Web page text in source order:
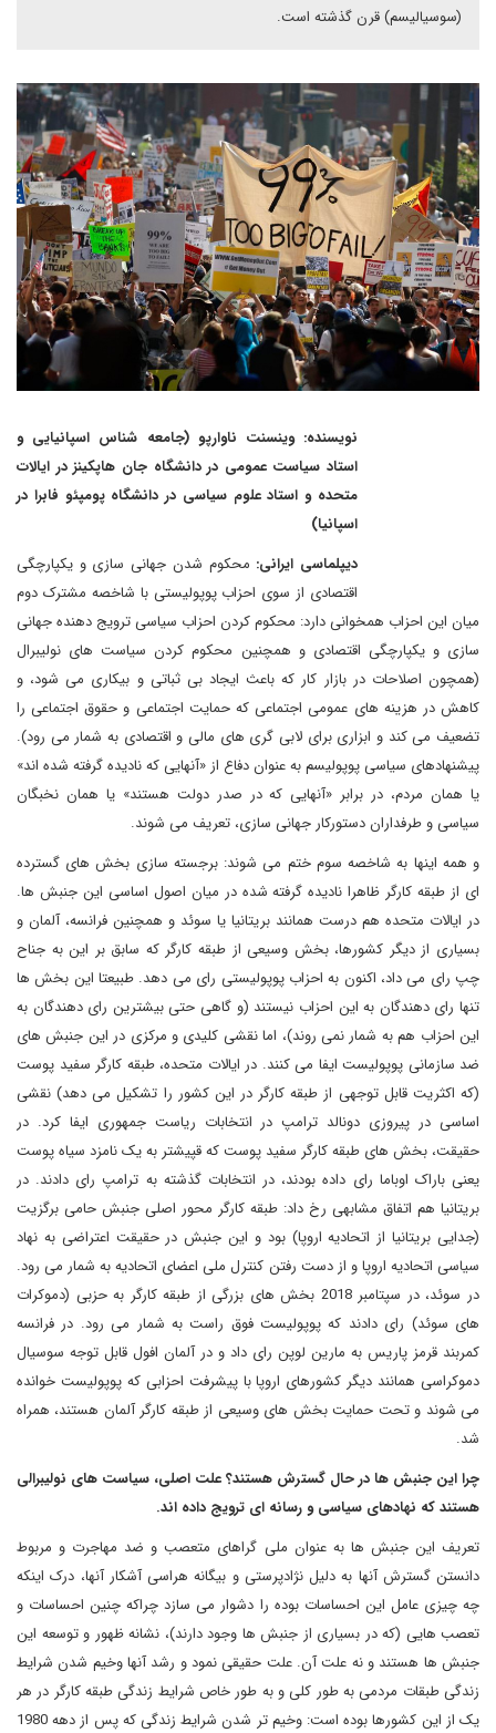
(سوسیالیسم) قرن گذشته است.
نویسنده: وینسنت ناوارپو (جامعه شناس اسپانیایی و
استاد سیاست عمومی در دانشگاه جان هاپکینز در ایالات
متحده و استاد علوم سیاسی در دانشگاه پومپئو فابرا در
اسپانیا)
دیپلماسی ایرانی: محکوم شدن جهانی سازی و یکپارچگی
اقتصادی از سوی احزاب پوپولیستی با شاخصه مشترک دوم
میان این احزاب همخوانی دارد: محکوم کردن احزاب سیاسی ترویج دهنده جهانی
سازی و یکپارچگی اقتصادی و همچنین محکوم کردن سیاست های نولیبرال
(همچون اصلاحات در بازار کار که باعث ایجاد بی ثباتی و بیکاری می شود، و
کاهش در هزینه های عمومی اجتماعی که حمایت اجتماعی و حقوق اجتماعی را
تضعیف می کند و ابزاری برای لابی گری های مالی و اقتصادی به شمار می رود).
پیشنهادهای سیاسی پوپولیسم به عنوان دفاع از «آنهایی که نادیده گرفته شده اند»
یا همان مردم، در برابر «آنهایی که در صدر دولت هستند» یا همان نخبگان
سیاسی و طرفداران دستورکار جهانی سازی، تعریف می شوند.
و همه اینها به شاخصه سوم ختم می شوند: برجسته سازی بخش های گسترده
ای از طبقه کارگر ظاهرا نادیده گرفته شده در میان اصول اساسی این جنبش ها.
در ایالات متحده هم درست همانند بریتانیا یا سوئد و همچنین فرانسه، آلمان و
بسیاری از دیگر کشورها، بخش وسیعی از طبقه کارگر که سابق بر این به جناح
چپ رای می داد، اکنون به احزاب پوپولیستی رای می دهد. طبیعتا این بخش ها
تنها رای دهندگان به این احزاب نیستند (و گاهی حتی بیشترین رای دهندگان به
این احزاب هم به شمار نمی روند)، اما نقشی کلیدی و مرکزی در این جنبش های
ضد سازمانی پوپولیست ایفا می کنند. در ایالات متحده، طبقه کارگر سفید پوست
(که اکثریت قابل توجهی از طبقه کارگر در این کشور را تشکیل می دهد) نقشی
اساسی در پیروزی دونالد ترامپ در انتخابات ریاست جمهوری ایفا کرد. در
حقیقت، بخش های طبقه کارگر سفید پوست که قپیشتر به یک نامزد سیاه پوست
یعنی باراک اوباما رای داده بودند، در انتخابات گذشته به ترامپ رای دادند. در
بریتانیا هم اتفاق مشابهی رخ داد: طبقه کارگر محور اصلی جنبش حامی برگزیت
(جدایی بریتانیا از اتحادیه اروپا) بود و این جنبش در حقیقت اعتراضی به نهاد
سیاسی اتحادیه اروپا و از دست رفتن کنترل ملی اعضای اتحادیه به شمار می رود.
در سوئد، در سپتامبر 2018 بخش های بزرگی از طبقه کارگر به حزبی (دموکرات
های سوئد) رای دادند که پوپولیست فوق راست به شمار می رود. در فرانسه
کمربند قرمز پاریس به مارین لوپن رای داد و در آلمان افول قابل توجه سوسیال
دموکراسی همانند دیگر کشورهای اروپا با پیشرفت احزابی که پوپولیست خوانده
می شوند و تحت حمایت بخش های وسیعی از طبقه کارگر آلمان هستند، همراه
شد.
چرا این جنبش ها در حال گسترش هستند؟ علت اصلی، سیاست های نولیبرالی
هستند که نهادهای سیاسی و رسانه ای ترویج داده اند.
تعریف این جنبش ها به عنوان ملی گراهای متعصب و ضد مهاجرت و مربوط
دانستن گسترش آنها به دلیل نژادپرستی و بیگانه هراسی آشکار آنها، درک اینکه
چه چیزی عامل این احساسات بوده را دشوار می سازد چراکه چنین احساسات و
تعصب هایی (که در بسیاری از جنبش ها وجود دارند)، نشانه ظهور و توسعه این
جنبش ها هستند و نه علت آن. علت حقیقی نمود و رشد آنها وخیم شدن شرایط
زندگی طبقات مردمی به طور کلی و به طور خاص شرایط زندگی طبقه کارگر در هر
یک از این کشورها بوده است: وخیم تر شدن شرایط زندگی که پس از دهه 1980